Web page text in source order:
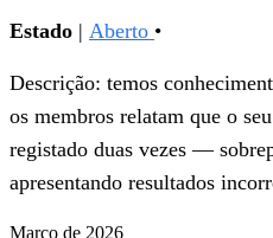
Estado | Aberto •
Descrição: temos
os membros relatam que o
registado duas vezes —
apresentando resultados
Março de 2026